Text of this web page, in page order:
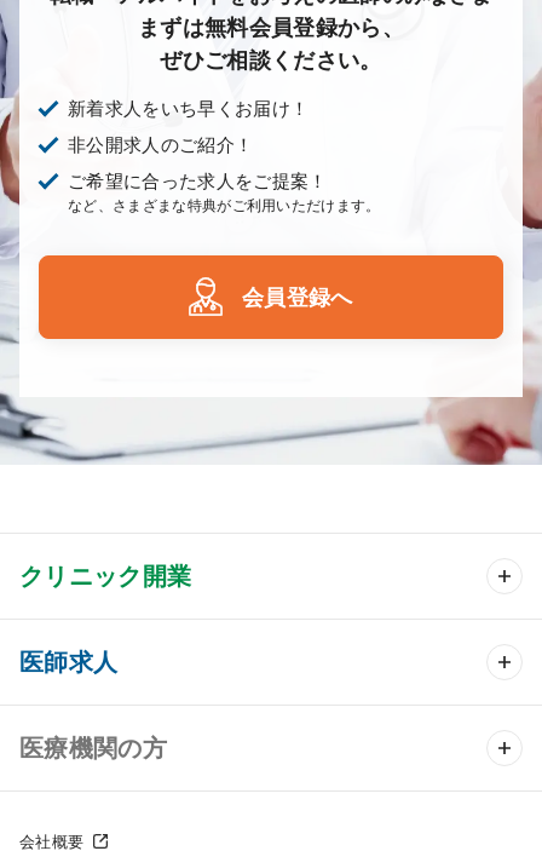
まずは無料会員登録から、
ぜひご相談ください。
新着求人をいち早くお届け！
非公開求人のご紹介！
ご希望に合った求人をご提案！
など、さまざまな特典がご利用いただけます。
会員登録へ
クリニック開業
クリニック開業 TOP
クリニック物件検索
クリニックの開業スタイル
医師求人
医師求人 TOP
常勤求人検索
医療機関の方
会社概要